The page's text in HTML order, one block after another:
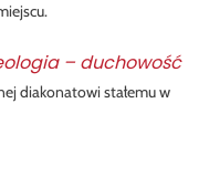
– duchowość
diakonatowi stałemu w